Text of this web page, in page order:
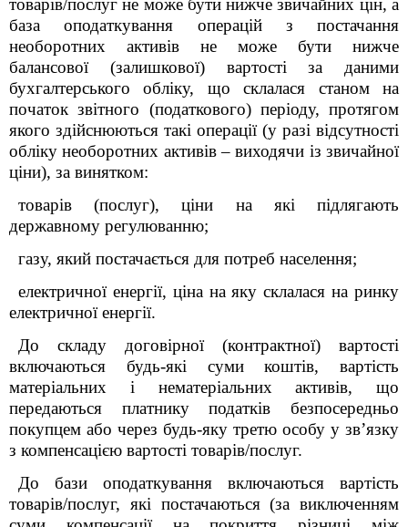
товарів/послуг не може бути нижче звичайних цін, а
база оподаткування операцій з постачання
необоротних активів не може бути нижче
балансової (залишкової) вартості за даними
бухгалтерського обліку, що склалася станом на
початок звітного (податкового) періоду, протягом
якого здійснюються такі операції (у разі відсутності
обліку необоротних активів – виходячи із звичайної
ціни), за винятком:
товарів (послуг), ціни на які підлягають
державному регулюванню;
газу, який постачається для потреб населення;
електричної енергії, ціна на яку склалася на ринку
електричної енергії.
До складу договірної (контрактної) вартості
включаються будь-які суми коштів, вартість
матеріальних і нематеріальних активів, що
передаються платнику податків безпосередньо
покупцем або через будь-яку третю особу у зв’язку
з компенсацією вартості товарів/послуг.
До бази оподаткування включаються вартість
товарів/послуг, які постачаються (за виключенням